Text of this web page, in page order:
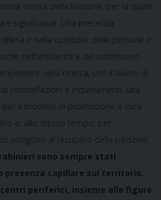
stessa della Nazione, per la quale
e significativa. Una presenza
e nella custodia: delle persone e
dell’ambiente e del patrimonio
nella ricerca, con il lavoro di
contraffazioni e inquinamenti; una
per il modello di promozione e cura
e, allo stesso tempo, per
pongono al recupero delle persone,
sono sempre stati
capillare sul territorio.
periferici, insieme alle figure